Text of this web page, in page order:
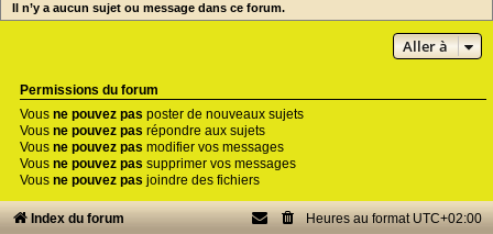
c
Il n’y a aucun sujet ou message dans ce forum.
Aller à
Permissions du forum
Vous ne pouvez pas poster de nouveaux sujets
Vous ne pouvez pas répondre aux sujets
Vous ne pouvez pas modifier vos messages
Vous ne pouvez pas supprimer vos messages
Vous ne pouvez pas joindre des fichiers
Index du forum Heures au format UTC+02:00